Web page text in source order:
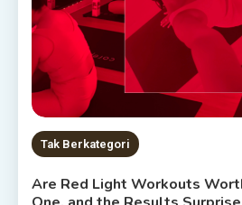
Tak Berkategori
Are Red Light Workouts